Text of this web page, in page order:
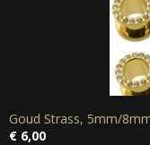
Goud Strass, 5mm/
€ 6,00